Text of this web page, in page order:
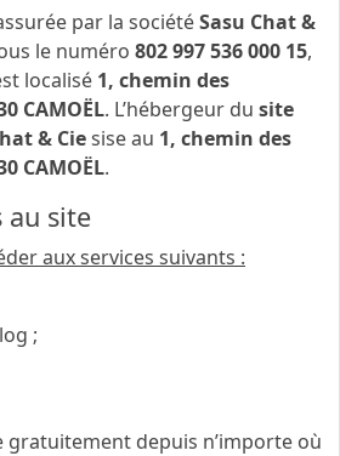
par la sociétéSasu Chat &
le numéro 802 997 536 000 15,
localisé 1, chemin des
CAMOËL. L’hébergeur du site
& Ciesise au 1, chemin des
CAMOËL.
au site
aux services suivants :
;
gratuitement depuis n’importe où